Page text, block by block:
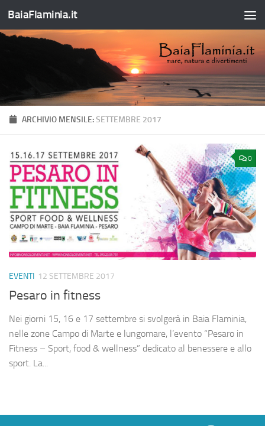
Salta al contenuto
BaiaFlaminia.it
ARCHIVIO MENSILE:SETTEMBRE 2017
0
EVENTI 12 SETTEMBRE 2017
Pesaro in fitness
Nei giorni 15, 16 e 17 settembre si svolgerà in Baia Flaminia,
nelle zone Campo di Marte e lungomare, l’evento “Pesaro in
Fitness – Sport, food & wellness” dedicato al benessere e allo
sport. La...